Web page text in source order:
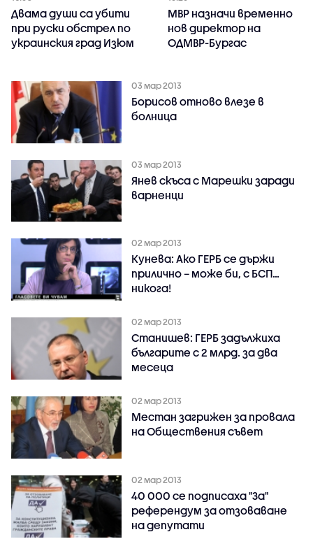
Двама души са убити
при руски обстрeл по
украинския град Изюм
МВР назначи временно
нов директор на
ОДМВР-Бургас
03 мар 2013
Борисов отново влезе в
болница
03 мар 2013
Янев скъса с Марешки заради
варненци
02 мар 2013
Кунева: Ако ГЕРБ се държи
прилично – може би, с БСП…
никога!
02 мар 2013
Станишев: ГЕРБ задължиха
българите с 2 млрд. за два
месеца
02 мар 2013
Местан загрижен за провала
на Обществения съвет
02 мар 2013
40 000 се подписаха "За"
референдум за отзоваване
на депутати